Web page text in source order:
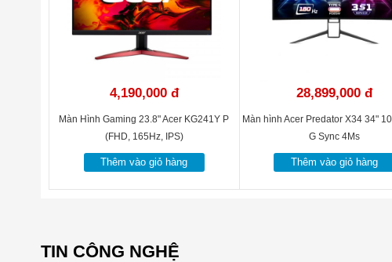
4,190,000 đ
Màn Hình Gaming 23.8" Acer KG241Y P
(FHD, 165Hz, IPS)
Thêm vào giỏ hàng
28,899,000 đ
Màn hình Acer Predator X34 34"
G Sync 4Ms
Thêm vào giỏ hàng
TIN CÔNG NGHỆ